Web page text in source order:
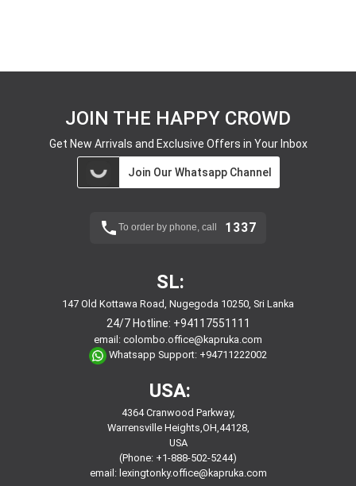
JOIN THE HAPPY CROWD
Get New Arrivals and Exclusive Offers in Your Inbox
Join Our Whatsapp Channel
To order by phone, call 1337
SL:
147 Old Kottawa Road, Nugegoda 10250, Sri Lanka
24/7 Hotline: +94117551111
email: colombo.office@kapruka.com
Whatsapp Support: +94711222002
USA:
4364 Cranwood Parkway,
Warrensville Heights,OH,44128,
USA
(Phone: +1-888-502-5244)
email: lexingtonky.office@kapruka.com